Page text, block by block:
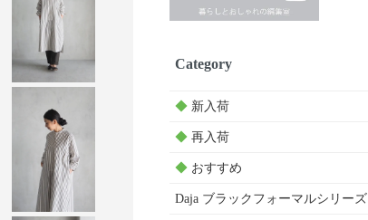
Category
◆ 新入荷
◆ 再入荷
◆ おすすめ
Daja ブラックフォーマルシリーズ